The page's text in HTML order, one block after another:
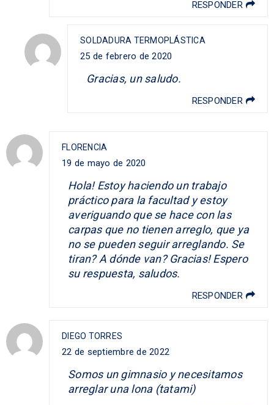
RESPONDER
SOLDADURA TERMOPLÁSTICA
25 de febrero de 2020
Gracias, un saludo.
RESPONDER
FLORENCIA
19 de mayo de 2020
Hola! Estoy haciendo un trabajo
práctico para la facultad y estoy
averiguando que se hace con las
carpas que no tienen arreglo, que ya
no se pueden seguir arreglando. Se
tiran? A dónde van? Gracias! Espero
su respuesta, saludos.
RESPONDER
DIEGO TORRES
22 de septiembre de 2022
Somos un gimnasio y necesitamos
arreglar una lona (tatami)